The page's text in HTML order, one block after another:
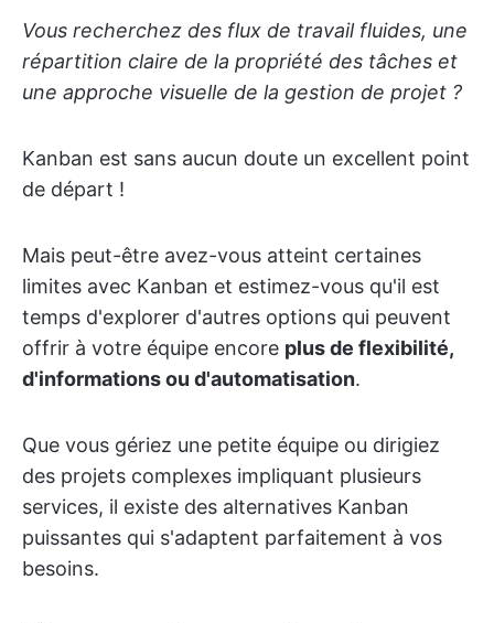
Vous recherchez des flux de travail fluides, une
répartition claire de la propriété des tâches et
une approche visuelle de la gestion de projet ?
Kanban est sans aucun doute un excellent point
de départ !
Mais peut-être avez-vous atteint certaines
limites avec Kanban et estimez-vous qu'il est
temps d'explorer d'autres options qui peuvent
offrir à votre équipe encore plus de flexibilité,
d'informations ou d'automatisation.
Que vous gériez une petite équipe ou dirigiez
des projets complexes impliquant plusieurs
services, il existe des alternatives Kanban
puissantes qui s'adaptent parfaitement à vos
besoins.